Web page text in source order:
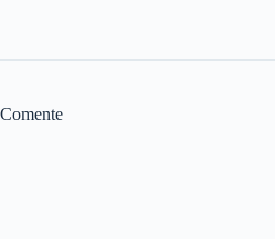
Comente